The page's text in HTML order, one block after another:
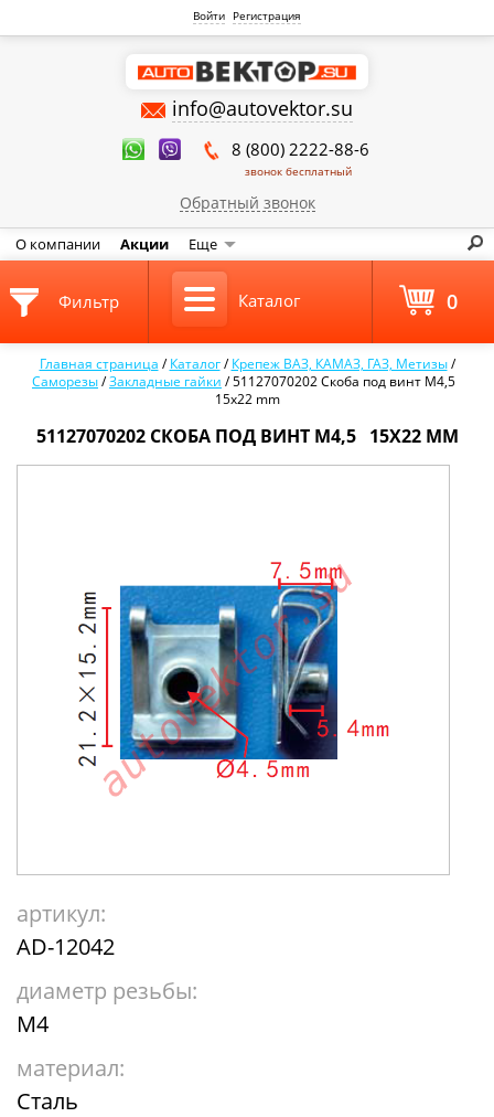
Войти Регистрация
info@autovektor.su
8 (800) 2222-88-6
звонок бесплатный
Обратный звонок
О компании Акции Еще
Главная страница /Каталог /Крепеж ВАЗ, КАМАЗ, ГАЗ, Метизы /
Саморезы/Закладные гайки /51127070202 Скоба под винт М4,5
15x22 mm
51127070202 СКОБА ПОД ВИНТ М4,5 15X22 MM
артикул:
AD-12042
диаметр резьбы:
M4
материал:
Сталь
Фильтр Каталог 0